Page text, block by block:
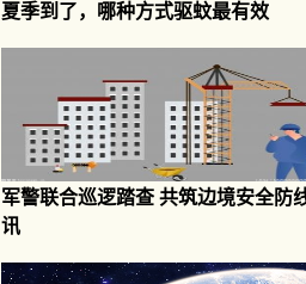
夏季到了，哪种方式驱蚊最有效
军警联合巡逻踏查 共筑边境安全防
讯